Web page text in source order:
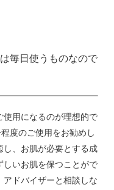
毎日使うものなので
使用になるのが理想的で
度のご使用をお勧めし
し、お肌が必要とする成
しいお肌を保つことがで
アドバイザーと相談しな